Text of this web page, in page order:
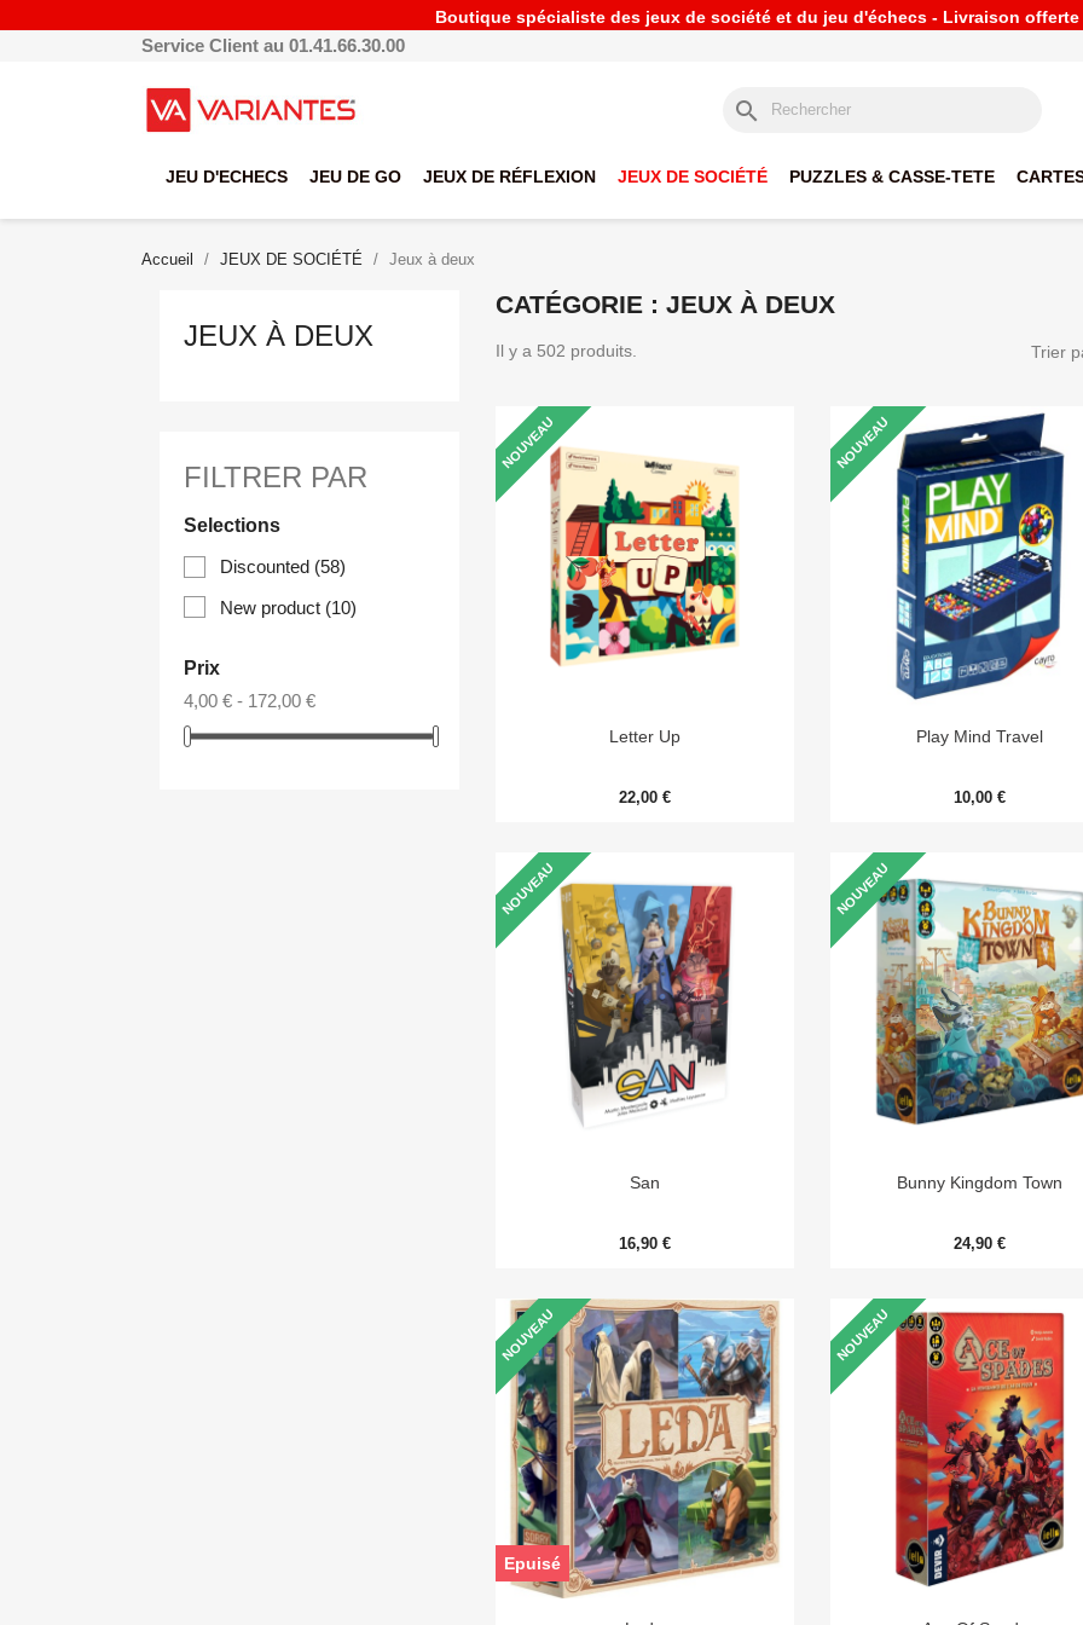
Boutique spécialiste des jeux de société et du jeu d'échecs - Livraison offerte
Service Client au 01.41.66.30.00
search
JEU D'ECHECS JEU DE GO JEUX DE RÉFLEXION JEUX DE SOCIÉTÉ PUZZLES & CASSE-TETE
Accueil JEUX DE SOCIÉTÉ Jeux à deux
JEUX À DEUX
FILTRER PAR
Selections
Discounted (58)
New product (10)
Prix
4,00 € - 172,00 €
CATÉGORIE : JEUX À DEUX
Il y a 502 produits. Trier
Aperçu rapide
Letter Up
22,00 €
NOUVEAU
Aperçu rapide
Play Mind Travel
10,00 €
NOUVEAU
Aperçu rapide
San
16,90 €
NOUVEAU
Aperçu rapide
Bunny Kingdom Town
24,90 €
NOUVEAU
NOUVEAU
Epuisé
NOUVEAU